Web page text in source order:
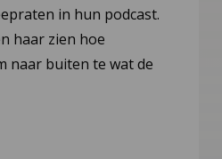
in hun podcast.
haar zien hoe
naar buiten te wat de